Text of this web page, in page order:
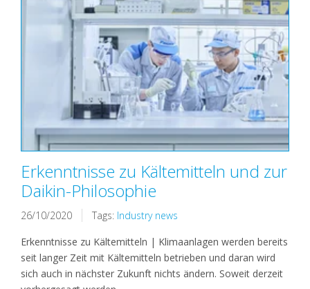
Erkenntnisse zu Kältemitteln und zur
Daikin-Philosophie
26/10/2020 Tags: Industry news
Erkenntnisse zu Kältemitteln | Klimaanlagen werden bereits
seit langer Zeit mit Kältemitteln betrieben und daran wird
sich auch in nächster Zukunft nichts ändern. Soweit derzeit